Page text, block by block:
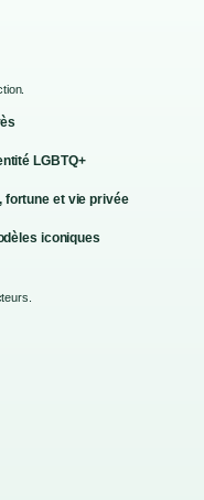
LGBTQ+
fortune et vie privée
iconiques